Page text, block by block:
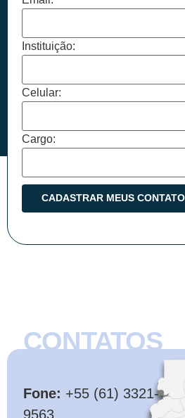
Instituição:
Celular:
Cargo:
CONTATOS
Fone: +55 (61) 3321-
9563